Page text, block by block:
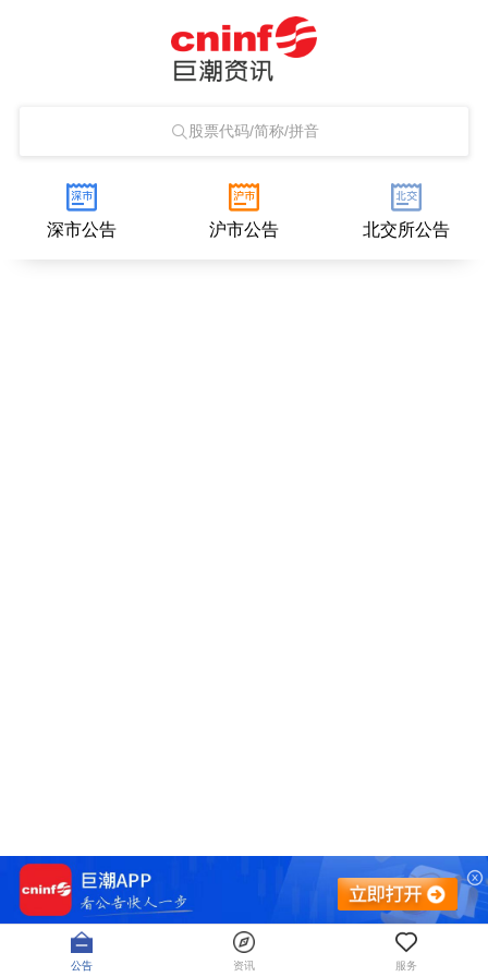
股票代码/简称/拼音
深市公告 沪市公告 北交所公告
公告 资讯 服务